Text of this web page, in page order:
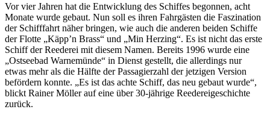
Vor vier Jahren hat die Entwicklung des Schiffes begonnen, acht
Monate wurde gebaut. Nun soll es ihren Fahrgästen die Faszination
der Schifffahrt näher bringen, wie auch die anderen beiden Schiffe
der Flotte „Käpp’n Brass“ und „Min Herzing“. Es ist nicht das erste
Schiff der Reederei mit diesem Namen. Bereits 1996 wurde eine
„Ostseebad Warnemünde“ in Dienst gestellt, die allerdings nur
etwas mehr als die Hälfte der Passagierzahl der jetzigen Version
befördern konnte. „Es ist das achte Schiff, das neu gebaut wurde“,
blickt Rainer Möller auf eine über 30-jährige Reedereigeschichte
zurück.